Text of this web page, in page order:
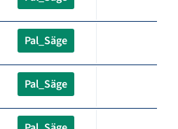
Pal_Säge
Pal_Säge